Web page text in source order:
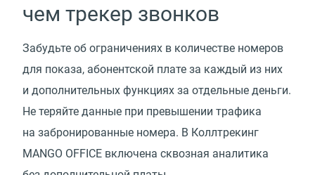
чем трекер звонков
Забудьте об ограничениях в количестве номеров
для показа, абонентской плате за каждый из них
и дополнительных функциях за отдельные деньги.
Не теряйте данные при превышении трафика
на забронированные номера. В Коллтрекинг
MANGO OFFICE включена сквозная аналитика